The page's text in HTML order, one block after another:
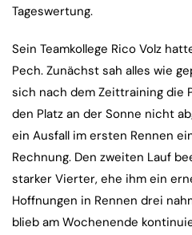
Tageswertung.
Sein Teamkollege Rico Volz
Pech. Zunächst sah alles wie
sich nach dem Zeittraining die
den Platz an der Sonne nicht
ein Ausfall im ersten Rennen
Rechnung. Den zweiten Lauf
starker Vierter, ehe ihm ein
Hoffnungen in Rennen drei
blieb am Wochenende